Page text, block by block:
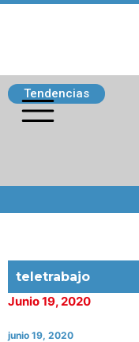
Tendencias
teletrabajo
Junio 19, 2020
junio 19, 2020